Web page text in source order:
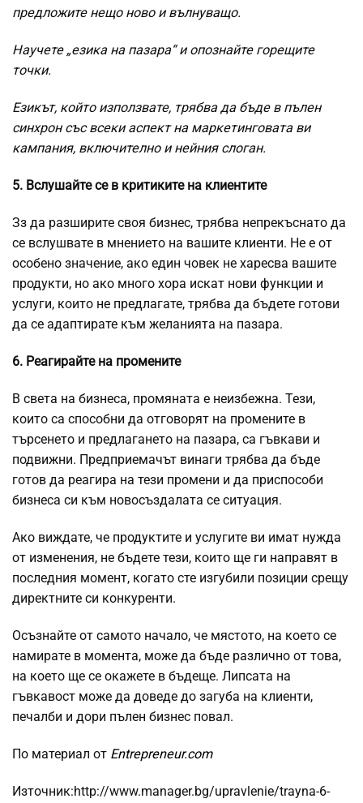
предложите нещо ново и вълнуващо.
Научете „езика на пазара“ и опознайте горещите
точки.
Езикът, който използвате, трябва да бъде в пълен
синхрон със всеки аспект на маркетинговата ви
кампания, включително и нейния слоган.
5. Вслушайте се в критиките на клиентите
Зз да разширите своя бизнес, трябва непрекъснато да
се вслушвате в мнението на вашите клиенти. Не е от
особено значение, ако един човек не харесва вашите
продукти, но ако много хора искат нови функции и
услуги, които не предлагате, трябва да бъдете готови
да се адаптирате към желанията на пазара.
6. Реагирайте на промените
В света на бизнеса, промяната е неизбежна. Тези,
които са способни да отговорят на промените в
търсенето и предлагането на пазара, са гъвкави и
подвижни. Предприемачът винаги трябва да бъде
готов да реагира на тези промени и да приспособи
бизнеса си към новосъздалата се ситуация.
Ако виждате, че продуктите и услугите ви имат нужда
от изменения, не бъдете тези, които ще ги направят в
последния момент, когато сте изгубили позиции срещу
директните си конкуренти.
Осъзнайте от самото начало, че мястото, на което се
намирате в момента, може да бъде различно от това,
на което ще се окажете в бъдеще. Липсата на
гъвкавост може да доведе до загуба на клиенти,
печалби и дори пълен бизнес повал.
По материал от Entrepreneur.com
Източник:http://www.manager.bg/upravlenie/trayna-6-